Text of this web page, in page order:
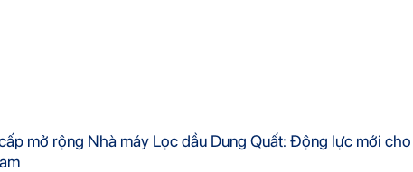
mở rộng Nhà máy Lọc dầu Dung Quất: Động lực mới